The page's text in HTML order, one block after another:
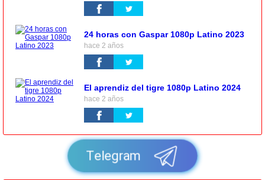
24 horas con Gaspar 1080p Latino 2023
hace 2 años
El aprendiz del tigre 1080p Latino 2024
hace 2 años
Telegram